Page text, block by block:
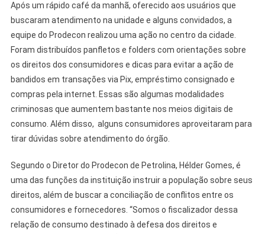
Após um rápido café da manhã, oferecido aos usuários que
buscaram atendimento na unidade e alguns convidados, a
equipe do Prodecon realizou uma ação no centro da cidade.
Foram distribuídos panfletos e folders com orientações sobre
os direitos dos consumidores e dicas para evitar a ação de
bandidos em transações via Pix, empréstimo consignado e
compras pela internet. Essas são algumas modalidades
criminosas que aumentem bastante nos meios digitais de
consumo. Além disso, alguns consumidores aproveitaram para
tirar dúvidas sobre atendimento do órgão.
Segundo o Diretor do Prodecon de Petrolina, Hélder Gomes, é
uma das funções da instituição instruir a população sobre seus
direitos, além de buscar a conciliação de conflitos entre os
consumidores e fornecedores. “Somos o fiscalizador dessa
relação de consumo destinado à defesa dos direitos e